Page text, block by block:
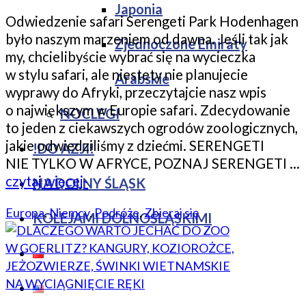
Japonia
Zjednoczone Emiraty
Arabskie
NOCLEGI
!DO AZJI!
NA DOLNY ŚLĄSK
KOLEJAMI DOLNOŚLĄSKIMI
Odwiedzenie safari Serengeti Park Hodenhagen
było naszym marzeniem od dawna. Jeśli tak jak
my, chcielibyście wybrać się na wycieczka
w stylu safari, ale niestety nie planujecie
wyprawy do Afryki, przeczytajcie nasz wpis
o największym w Europie safari. Zdecydowanie
to jeden z ciekawszych ogrodów zoologicznych,
jakie odwiedziliśmy z dziećmi. SERENGETI
NIE TYLKO W AFRYCE, POZNAJ SERENGETI …
czytaj więcej-
Europa,Niemcy,Podróże,Zbieraj się